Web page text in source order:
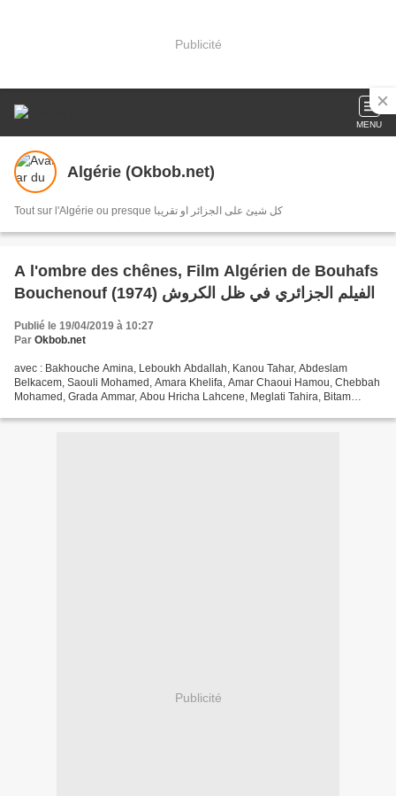
Publicité
MENU
Algérie (Okbob.net)
Tout sur l'Algérie ou presque كل شيئ على الجزائر او تقريبا
A l'ombre des chênes, Film Algérien de Bouhafs
Bouchenouf (1974) الفيلم الجزائري في ظل الكروش
Publié le 19/04/2019 à 10:27
Par Okbob.net
avec : Bakhouche Amina, Leboukh Abdallah, Kanou Tahar, Abdeslam
Belkacem, Saouli Mohamed, Amara Khelifa, Amar Chaoui Hamou, Chebbah
Mohamed, Grada Ammar, Abou Hricha Lahcene, Meglati Tahira, Bitam
Publicité